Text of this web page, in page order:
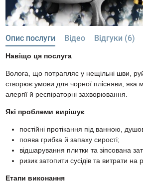
Опис послуги Відео Відгуки (6)
Навіщо ця послуга
Волога, що потрапляє у нещільні шви,
створює умови для чорної плісняви, яка
алергії й респіраторні захворювання.
Які проблеми вирішує
постійні протікання під ванною,
поява грибка й запаху сирості;
відшарування плитки та зіпсована
ризик затопити сусідів та витрати на
Етапи виконання